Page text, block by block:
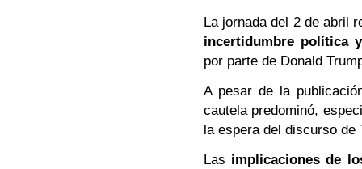
La jornada del 2 de abril
incertidumbre política
por parte de Donald
A pesar de la
cautela predominó,
la espera del discurso de
Las implicaciones de